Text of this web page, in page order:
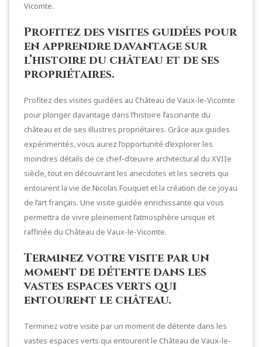
Vicomte.
Profitez des visites guidées pour
en apprendre davantage sur
l’histoire du château et de ses
propriétaires.
Profitez des visites guidées au Château de Vaux-le-Vicomte
pour plonger davantage dans l’histoire fascinante du
château et de ses illustres propriétaires. Grâce aux guides
expérimentés, vous aurez l’opportunité d’explorer les
moindres détails de ce chef-d’œuvre architectural du XVIIe
siècle, tout en découvrant les anecdotes et les secrets qui
entourent la vie de Nicolas Fouquet et la création de ce joyau
de l’art français. Une visite guidée enrichissante qui vous
permettra de vivre pleinement l’atmosphère unique et
raffinée du Château de Vaux-le-Vicomte.
Terminez votre visite par un
moment de détente dans les
vastes espaces verts qui
entourent le château.
Terminez votre visite par un moment de détente dans les
vastes espaces verts qui entourent le Château de Vaux-le-